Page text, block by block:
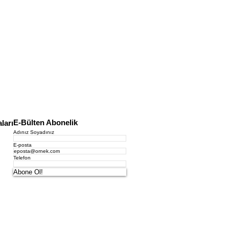
E-Bülten Abonelik
Adınız Soyadınız
E-posta
Telefon
Abone Ol!